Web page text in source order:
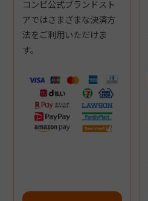
コンビ公式ブランドスト
アではさまざまな決済方
法をご利用いただけま
す。